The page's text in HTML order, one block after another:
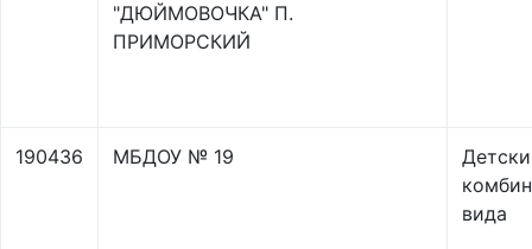
"ДЮЙМОВОЧКА" П.
ПРИМОРСКИЙ
190436 МБДОУ № 19
вида